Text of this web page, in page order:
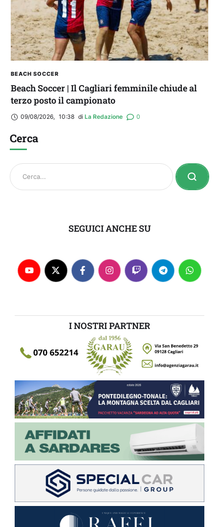
BEACH SOCCER
Beach Soccer | Il Cagliari femminile chiude al
terzo posto il campionato
09/08/2026, 10:38 di La Redazione 0
Cerca
SEGUICI ANCHE SU
I NOSTRI PARTNER